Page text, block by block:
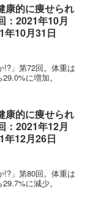
康的に痩せられ
：2021年10月
年10月31日
!?」第72回。体重は
に増加。
康的に痩せられ
：2021年12月
年12月26日
!?」第80回。体重は
に減少。